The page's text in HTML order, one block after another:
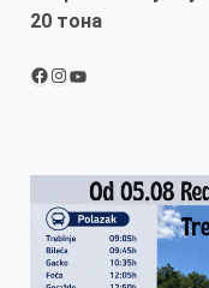
20 тона
Facebook
Instagram
YouTube